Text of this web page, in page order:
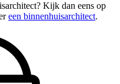
Kijk dan eens op
een binnenhuisarchitect.